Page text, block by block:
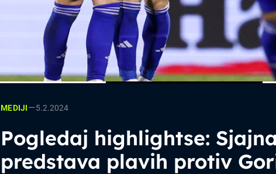
MEDIJI—5.2.2024
Pogledaj highlightse: Sjajna
predstava plavih protiv